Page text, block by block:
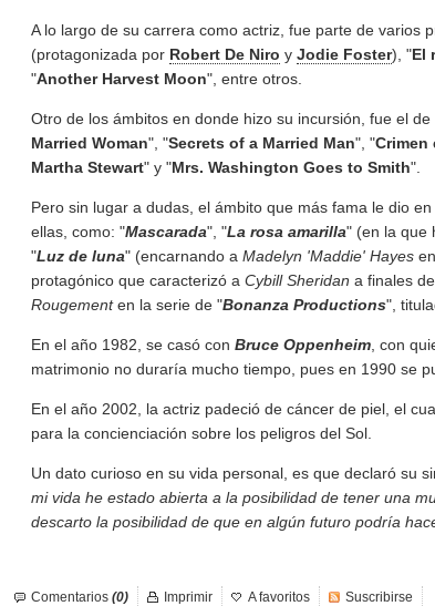
A lo largo de su carrera como actriz, fue parte de varios
(protagonizada por Robert De Niro y Jodie Foster), "El
"Another Harvest Moon", entre otros.
Otro de los ámbitos en donde hizo su incursión, fue el
Married Woman", "Secrets of a Married Man", "Crimen
Martha Stewart" y "Mrs. Washington Goes to Smith".
Pero sin lugar a dudas, el ámbito que más fama le dio
ellas, como: "Mascarada", "La rosa amarilla" (en la que
"Luz de luna" (encarnando a Madelyn 'Maddie' Hayes
protagónico que caracterizó a Cybill Sheridan a finales
Rougementen la serie de "Bonanza Productions",
En el año 1982, se casó con Bruce Oppenheim , con
matrimonio no duraría mucho tiempo, pues en 1990 se
En el año 2002, la actriz padeció de cáncer de piel, el
para la concienciación sobre los peligros del Sol.
Un dato curioso en su vida personal, es que declaró su
mi vida he estado abierta a la posibilidad de tener una
descarto la posibilidad de que en algún futuro podría
Comentarios (0) Imprimir A favoritos Suscribirse